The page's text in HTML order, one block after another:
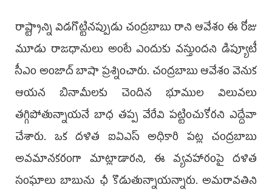
రాష్ట్రాన్ని విడగొట్టినప్పుడు చంద్రబాబు రాని ఆవేశం ఈ రోజు
మూడు రాజధానులు అంటే ఎందుకు వస్తుందని డిప్యూటీ
సీఎం అంజాద్‌ బాషా ప్రశ్నించారు. చంద్రబాబు ఆవేశం వెనుక
ఆయన బినామీలకు చెందిన భూముల విలువలు
తగ్గిపోతున్నాయనే బాధ తప్ప వేరేవి పట్టించుకోరని ఎద్దేవా
చేశారు. ఒక దళిత ఐఏఎస్‌ అధికారి పట్ల చంద్రబాబు
అవమానకరంగా మాట్లాడారని, ఈ వ్యవహారంపై దళిత
సంఘాలు బాబును ఛీ కొడుతున్నాయన్నారు. అమరావతిని